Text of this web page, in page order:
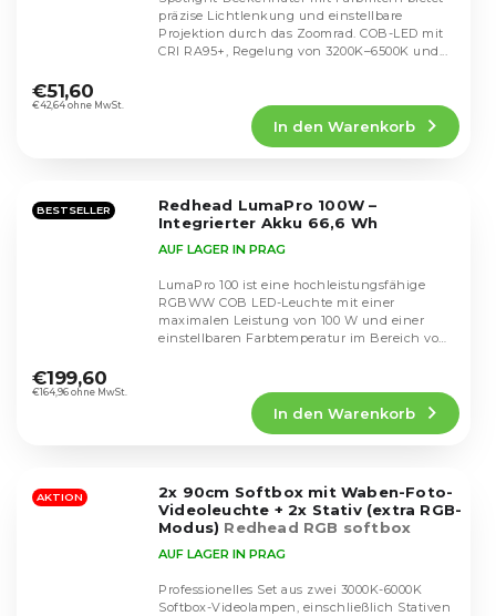
durchschnittliche
Produktbewertung
Sternen.
€42,64 ohne MwSt.
€51,60
In den Warenkorb
präzise Lichtlenkung und einstellbare
Projektion durch das Zoomrad. COB-LED mit
CRI RA95+, Regelung von 3200K–6500K und...
BESTSELLER
Redhead LumaPro 100W –
Integrierter Akku 66,6 Wh
durchschnittliche
Produktbewertung
Sternen.
AUF LAGER IN PRAG
€164,96 ohne MwSt.
€199,60
In den Warenkorb
LumaPro 100 ist eine hochleistungsfähige
RGBWW COB LED-Leuchte mit einer
maximalen Leistung von 100 W und einer
einstellbaren Farbtemperatur im Bereich von
AKTION
2x 90cm Softbox mit Waben-Foto-
Videoleuchte + 2x Stativ (extra RGB-
Modus) Redhead RGB softbox
AUF LAGER IN PRAG
Professionelles Set aus zwei 3000K-6000K
Softbox-Videolampen, einschließlich Stativen